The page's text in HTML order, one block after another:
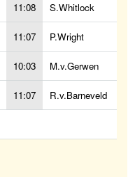
11:08 S.Whitlock
11:07 P.Wright
10:03 M.v.Gerwen
11:07 R.v.Barneveld